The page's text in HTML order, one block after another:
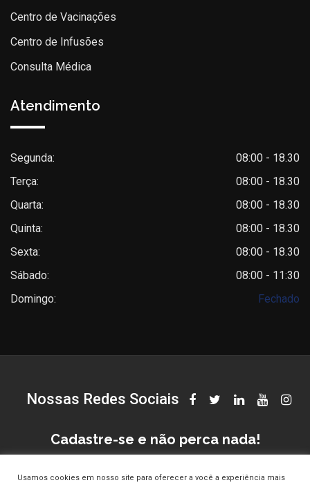
Centro de Vacinações
Centro de Infusões
Consulta Médica
Atendimento
Segunda:
08:00 - 18.30
Terça:
08:00 - 18.30
Quarta:
08:00 - 18.30
Quinta:
08:00 - 18.30
Sexta:
08:00 - 18.30
Sábado:
08:00 - 11:30
Domingo:
Fechado
Nossas Redes Sociais
Cadastre-se e não perca nada!
Usamos cookies em nosso site para oferecer a você a experiência mais